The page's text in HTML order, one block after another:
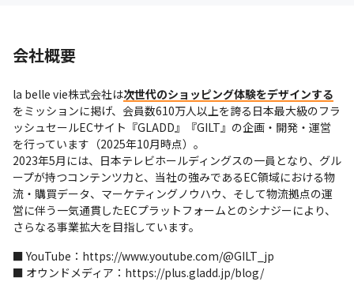
会社概要
la belle vie株式会社は次世代のショッピング体験をデザインする
をミッションに掲げ、会員数610万人以上を誇る日本最大級のフラ
ッシュセールECサイト『GLADD』『GILT』の企画・開発・運営
を行っています（2025年10月時点）。
2023年5月には、日本テレビホールディングスの一員となり、グル
ープが持つコンテンツ力と、当社の強みであるEC領域における物
流・購買データ、マーケティングノウハウ、そして物流拠点の運
営に伴う一気通貫したECプラットフォームとのシナジーにより、
さらなる事業拡大を目指しています。
■ YouTube：https://www.youtube.com/@GILT_jp
■ オウンドメディア：https://plus.gladd.jp/blog/